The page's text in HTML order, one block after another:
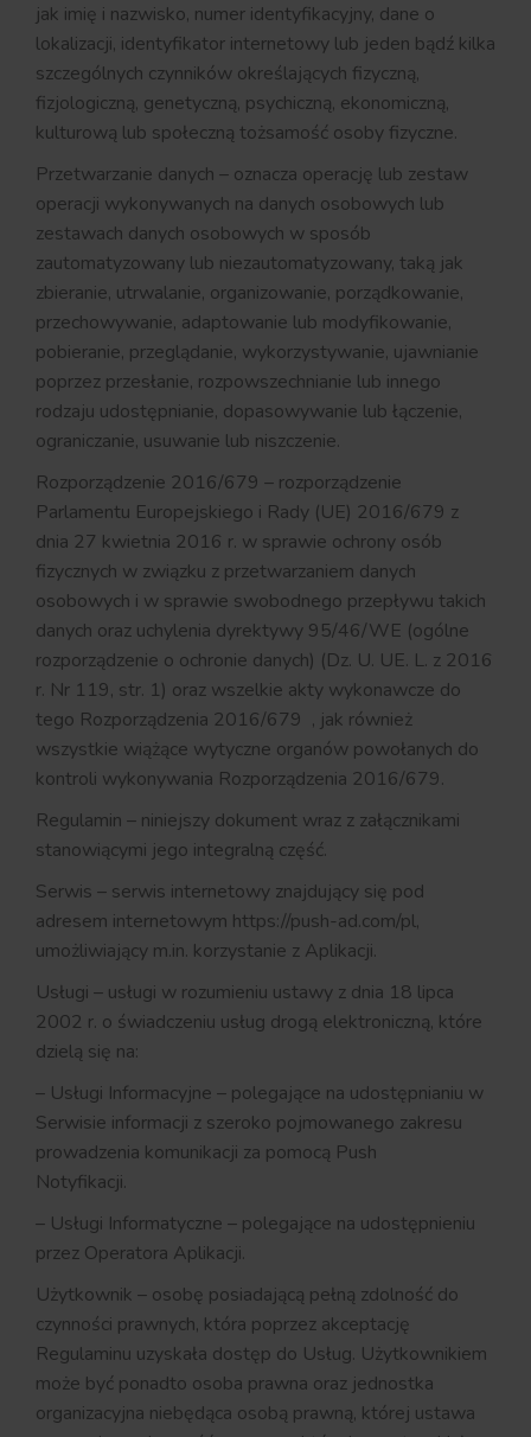
jak imię i nazwisko, numer identyfikacyjny, dane o
lokalizacji, identyfikator internetowy lub jeden bądź kilka
szczególnych czynników określających fizyczną,
fizjologiczną, genetyczną, psychiczną, ekonomiczną,
kulturową lub społeczną tożsamość osoby fizyczne.
Przetwarzanie danych – oznacza operację lub zestaw
operacji wykonywanych na danych osobowych lub
zestawach danych osobowych w sposób
zautomatyzowany lub niezautomatyzowany, taką jak
zbieranie, utrwalanie, organizowanie, porządkowanie,
przechowywanie, adaptowanie lub modyfikowanie,
pobieranie, przeglądanie, wykorzystywanie, ujawnianie
poprzez przesłanie, rozpowszechnianie lub innego
rodzaju udostępnianie, dopasowywanie lub łączenie,
ograniczanie, usuwanie lub niszczenie.
Rozporządzenie 2016/679 – rozporządzenie
Parlamentu Europejskiego i Rady (UE) 2016/679 z
dnia 27 kwietnia 2016 r. w sprawie ochrony osób
fizycznych w związku z przetwarzaniem danych
osobowych i w sprawie swobodnego przepływu takich
danych oraz uchylenia dyrektywy 95/46/WE (ogólne
rozporządzenie o ochronie danych) (Dz. U. UE. L. z 2016
r. Nr 119, str. 1) oraz wszelkie akty wykonawcze do
tego Rozporządzenia 2016/679 , jak również
wszystkie wiążące wytyczne organów powołanych do
kontroli wykonywania Rozporządzenia 2016/679.
Regulamin – niniejszy dokument wraz z załącznikami
stanowiącymi jego integralną część.
Serwis – serwis internetowy znajdujący się pod
adresem internetowym https://push-ad.com/pl,
umożliwiający m.in. korzystanie z Aplikacji.
Usługi – usługi w rozumieniu ustawy z dnia 18 lipca
2002 r. o świadczeniu usług drogą elektroniczną, które
dzielą się na:
– Usługi Informacyjne – polegające na udostępnianiu w
Serwisie informacji z szeroko pojmowanego zakresu
prowadzenia komunikacji za pomocą Push
Notyfikacji.
– Usługi Informatyczne – polegające na udostępnieniu
przez Operatora Aplikacji.
Użytkownik – osobę posiadającą pełną zdolność do
czynności prawnych, która poprzez akceptację
Regulaminu uzyskała dostęp do Usług. Użytkownikiem
może być ponadto osoba prawna oraz jednostka
organizacyjna niebędąca osobą prawną, której ustawa